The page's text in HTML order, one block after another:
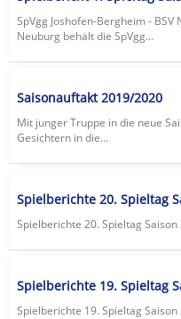
SpVgg Joshofen-Bergheim -
Neuburg behält die SpVgg...
Saisonauftakt 2019/2020
Mit junger Truppe in die neue
Gesichtern in die...
Spielberichte 20. Spieltag
Spielberichte 20. Spieltag
Spielberichte 19. Spieltag
Spielberichte 19. Spieltag